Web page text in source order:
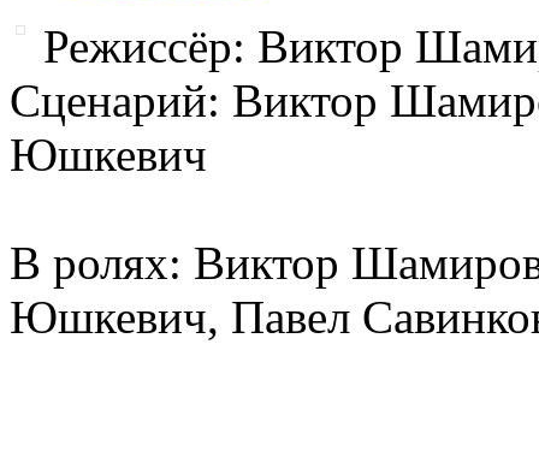
Режиссёр: Виктор
Сценарий: Виктор
Юшкевич
В ролях: Виктор
Юшкевич, Павел